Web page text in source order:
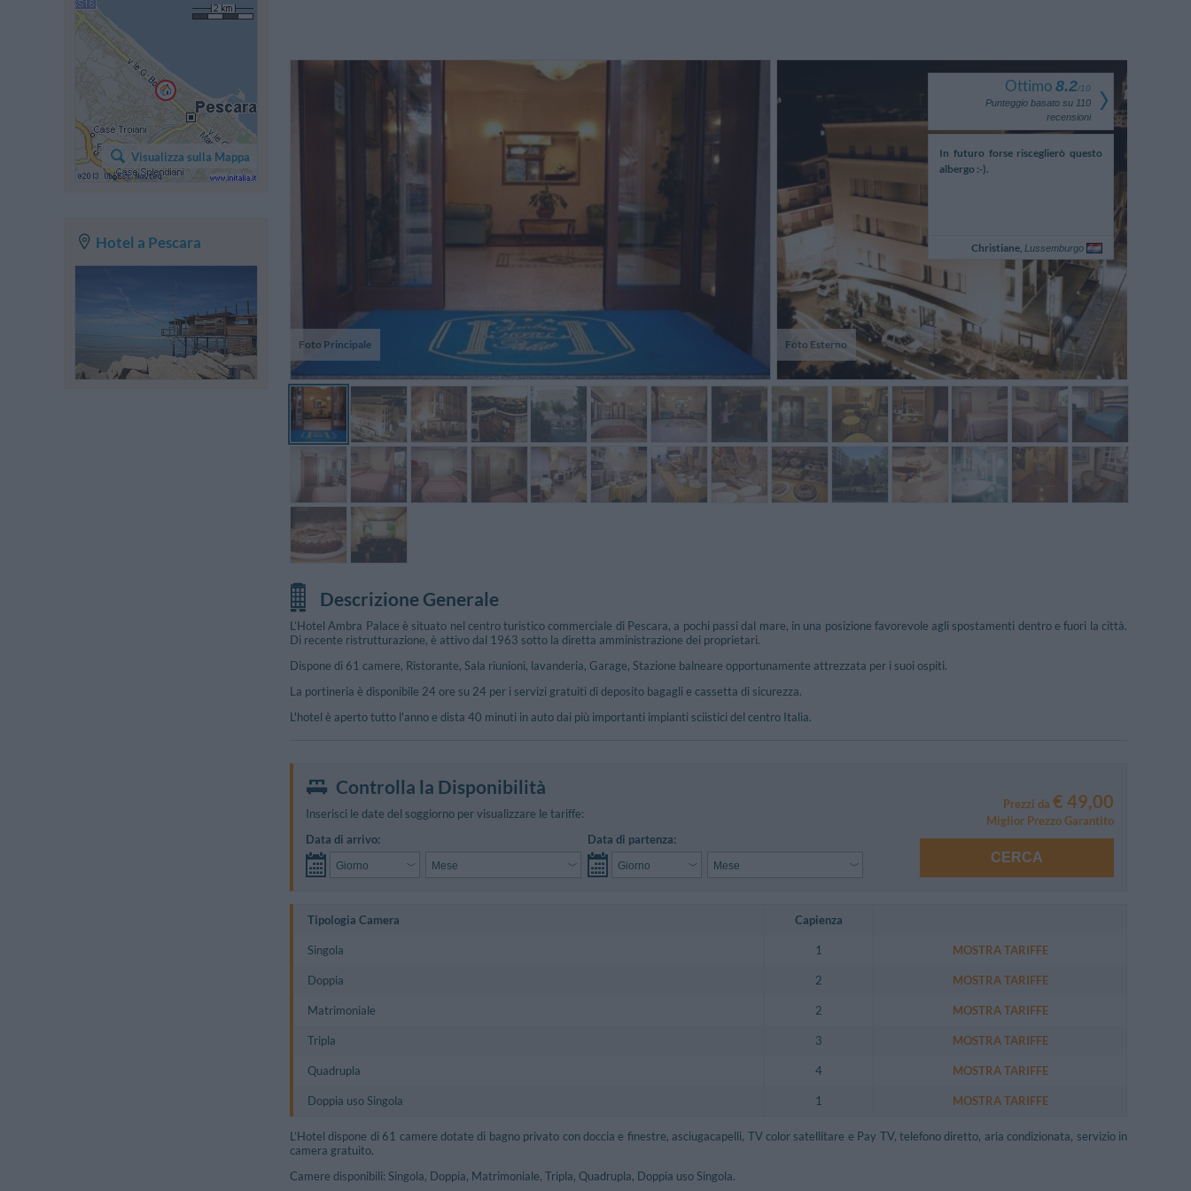
Foto Principale Foto Esterno
Ottimo 8.2/10
Punteggio basato su 110
recensioni
Nor much to do at the hotel in the
evening - might help if the bar was
more welcoming. Regards
Cattini,Regno Unito
L'hotel si trova in un'ottima
posizione, poiché è vicino alla
stazione ferroviaria e vicino al
Sono rimasta soddisfatta. Se
dovessi ancora soggiornare in
Pescara ritornerei allo stesso
In futuro forse risceglierò questo
albergo :-).
Christiane, Lussemburgo
Descrizione Generale
L’Hotel Ambra Palace è situato nel centro turistico commerciale di Pescara, a pochi passi dal mare, in una posizione favorevole agli spostamenti dentro e fuori la città.
Di recente ristrutturazione, è attivo dal 1963 sotto la diretta amministrazione dei proprietari.
Dispone di 61 camere, Ristorante, Sala riunioni, lavanderia, Garage, Stazione balneare opportunamente attrezzata per i suoi ospiti.
La portineria è disponibile 24 ore su 24 per i servizi gratuiti di deposito bagagli e cassetta di sicurezza.
L'hotel è aperto tutto l'anno e dista 40 minuti in auto dai più importanti impianti sciistici del centro Italia.
Controlla la Disponibilità
Inserisci le date del soggiorno per visualizzare le tariffe:
Data di arrivo:
Data di partenza:
Prezzi da € 49,00
Miglior Prezzo Garantito
CERCA
Tipologia Camera Capienza
Singola 1 MOSTRA TARIFFE
Doppia 2 MOSTRA TARIFFE
Matrimoniale 2 MOSTRA TARIFFE
Tripla 3 MOSTRA TARIFFE
Quadrupla 4 MOSTRA TARIFFE
Doppia uso Singola 1 MOSTRA TARIFFE
L’Hotel dispone di 61 camere dotate di bagno privato con doccia e finestre, asciugacapelli, TV color satellitare e Pay TV, telefono diretto, aria condizionata, servizio in
camera gratuito.
Camere disponibili: Singola, Doppia, Matrimoniale, Tripla, Quadrupla, Doppia uso Singola.
Visualizza sulla Mappa
Hotel a Pescara